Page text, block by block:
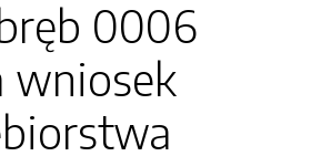
0006
wniosek